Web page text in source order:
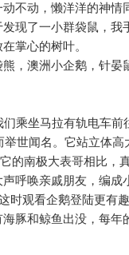
不动，懒洋洋的神情
现了一小群袋鼠，我
掌心的树叶。
，澳洲小企鹅，针晏
乘坐马拉有轨电车前
世闻名。它站立体高
的南极大表哥相比，
呼唤亲戚朋友，编成
时观看企鹅登陆更有
豚和鲸鱼出没，每年